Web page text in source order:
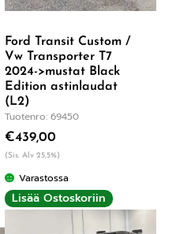
Ford Transit Custom /
Vw Transporter T7
2024->mustat Black
Edition astinlaudat
(L2)
Tuotenro: 69450
€439,00
(Sis. Alv 25,5%)
Varastossa
Lisää Ostoskoriin